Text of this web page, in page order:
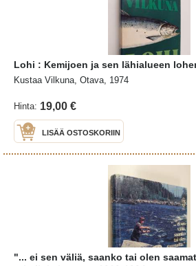
Lohi : Kemijoen ja sen lähialueen
Kustaa Vilkuna, Otava, 1974
Hinta: 19,00 €
LISÄÄ OSTOSKORIIN
"... ei sen väliä, saanko tai olen